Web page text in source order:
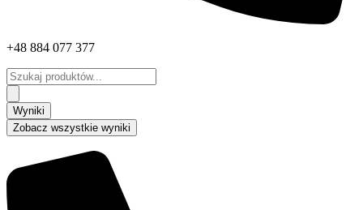
+48 884 077 377
Search
...
Wyniki
Zobacz wszystkie wyniki